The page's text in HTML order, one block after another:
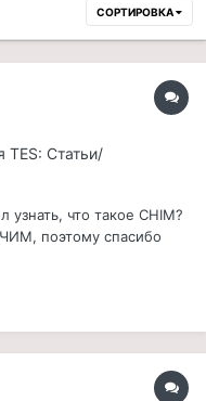
СОРТИРОВКА
TES: Статьи/
узнать, что такое CHIM?
поэтому спасибо